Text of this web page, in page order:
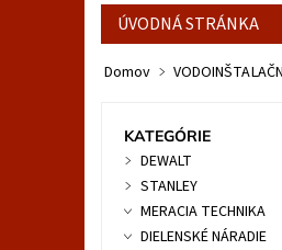
ÚVODNÁ STRÁNKA
Domov
KATEGÓRIE
DEWALT
STANLEY
MERACIA TECHNIKA
DIELENSKÉ NÁRADIE